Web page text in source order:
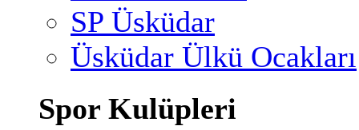
SP Üsküdar
Üsküdar Ülkü Ocakları
Spor Kulüpleri